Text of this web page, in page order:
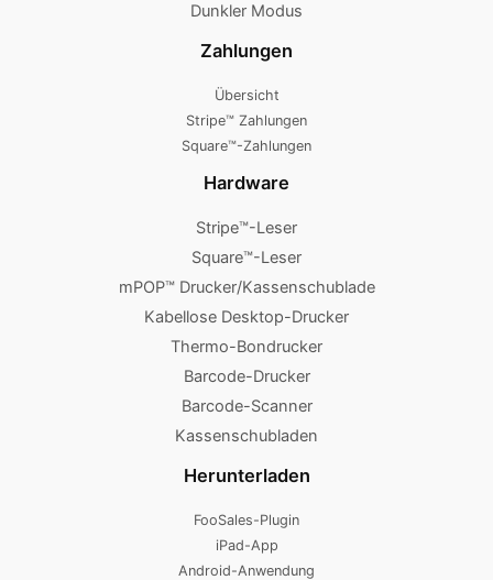
Dunkler Modus
Zahlungen
Übersicht
Stripe™ Zahlungen
Square™-Zahlungen
Hardware
Stripe™-Leser
Square™-Leser
mPOP™ Drucker/Kassenschublade
Kabellose Desktop-Drucker
Thermo-Bondrucker
Barcode-Drucker
Barcode-Scanner
Kassenschubladen
Herunterladen
FooSales-Plugin
iPad-App
Android-Anwendung